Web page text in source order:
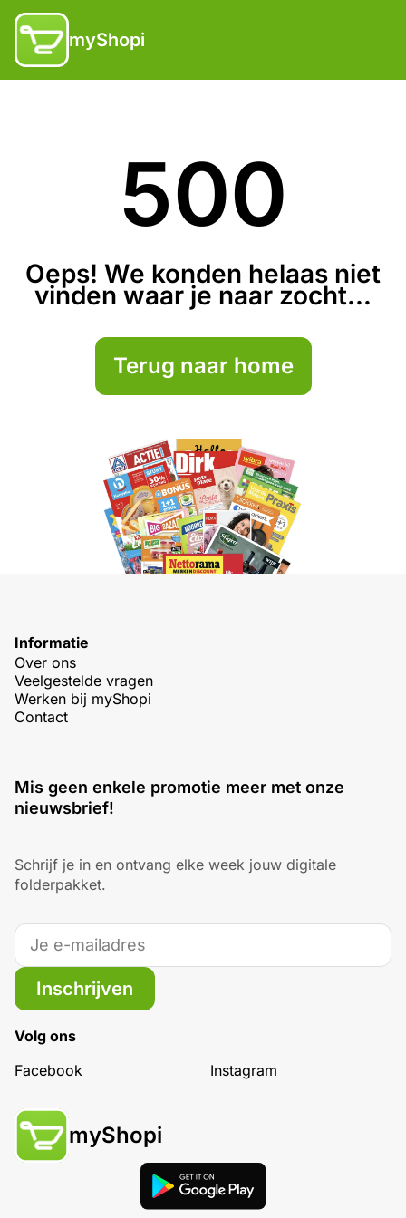
myShopi
500
Oeps! We konden helaas niet
vinden waar je naar zocht...
Terug naar home
Informatie
Over ons
Veelgestelde vragen
Werken bij myShopi
Contact
Mis geen enkele promotie meer met onze
nieuwsbrief!
Schrijf je in en ontvang elke week jouw digitale
folderpakket.
Inschrijven
Volg ons
Facebook
Instagram
myShopi